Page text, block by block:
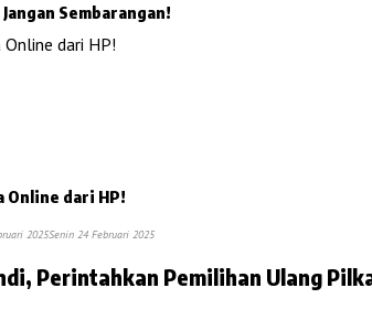
Sembarangan!
Online dari HP!
2025Senin 24 Februari 2025
Perintahkan Pemilihan Ulang